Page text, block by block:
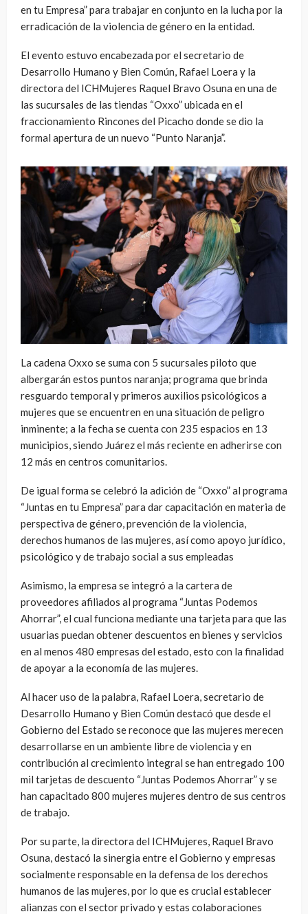
en tu Empresa” para trabajar en conjunto en la lucha por la
erradicación de la violencia de género en la entidad.
El evento estuvo encabezada por el secretario de
Desarrollo Humano y Bien Común, Rafael Loera y la
directora del ICHMujeres Raquel Bravo Osuna en una de
las sucursales de las tiendas “Oxxo” ubicada en el
fraccionamiento Rincones del Picacho donde se dio la
formal apertura de un nuevo “Punto Naranja”.
La cadena Oxxo se suma con 5 sucursales piloto que
albergarán estos puntos naranja; programa que brinda
resguardo temporal y primeros auxilios psicológicos a
mujeres que se encuentren en una situación de peligro
inminente; a la fecha se cuenta con 235 espacios en 13
municipios, siendo Juárez el más reciente en adherirse con
12 más en centros comunitarios.
De igual forma se celebró la adición de “Oxxo” al programa
“Juntas en tu Empresa” para dar capacitación en materia de
perspectiva de género, prevención de la violencia,
derechos humanos de las mujeres, así como apoyo jurídico,
psicológico y de trabajo social a sus empleadas
Asimismo, la empresa se integró a la cartera de
proveedores afiliados al programa “Juntas Podemos
Ahorrar”, el cual funciona mediante una tarjeta para que las
usuarias puedan obtener descuentos en bienes y servicios
en al menos 480 empresas del estado, esto con la finalidad
de apoyar a la economía de las mujeres.
Al hacer uso de la palabra, Rafael Loera, secretario de
Desarrollo Humano y Bien Común destacó que desde el
Gobierno del Estado se reconoce que las mujeres merecen
desarrollarse en un ambiente libre de violencia y en
contribución al crecimiento integral se han entregado 100
mil tarjetas de descuento “Juntas Podemos Ahorrar” y se
han capacitado 800 mujeres mujeres dentro de sus centros
de trabajo.
Por su parte, la directora del ICHMujeres, Raquel Bravo
Osuna, destacó la sinergia entre el Gobierno y empresas
socialmente responsable en la defensa de los derechos
humanos de las mujeres, por lo que es crucial establecer
alianzas con el sector privado y estas colaboraciones